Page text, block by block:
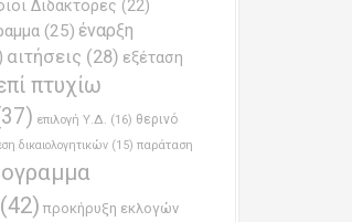
Διδάκτορες (22)
(25) έναρξη
αιτήσεις (28) εξέταση
πτυχίω
επιλογή Υ.Δ. (16) θερινό
δικαιολογητικών (15) παράταση
(42) προκήρυξη εκλογών